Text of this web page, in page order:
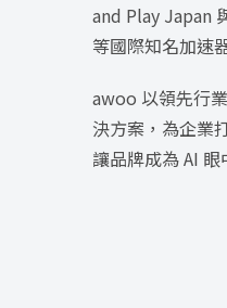
and Play Japan
等國際知名加速
awoo 以領先行
決方案，為企業
讓品牌成為 AI 眼